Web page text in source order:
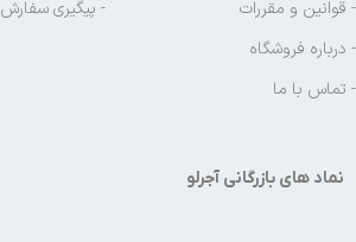
- قوانین و مقررات
- درباره فروشگاه
- تماس با ما
- پیگیری سفارش
نماد های بازرگانی آجرلو